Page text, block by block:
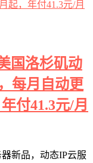
国洛杉矶动
每月自动更
付41.3元/月
器新品，动态IP云服